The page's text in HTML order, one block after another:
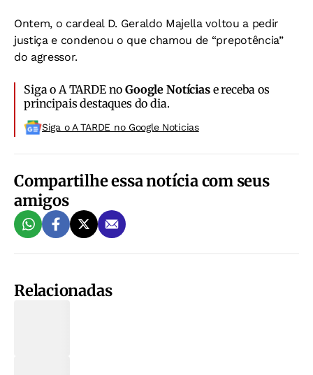
Ontem, o cardeal D. Geraldo Majella voltou a pedir
justiça e condenou o que chamou de “prepotência”
do agressor.
Siga o A TARDE noGoogle Notíciase receba os
principais destaques do dia.
Siga o A TARDE no Google Noticias
Compartilhe essa notícia com seus
amigos
Relacionadas